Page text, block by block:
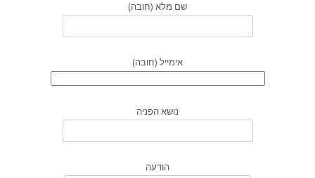
שם מלא (חובה)
אימייל (חובה)
נושא הפניה
הודעה